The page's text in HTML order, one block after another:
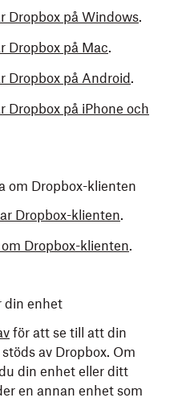
Dropbox på Windows.
Dropbox på Mac.
Dropbox på Android .
Dropbox på iPhone och
om Dropbox-klienten
Dropbox-klienten.
Dropbox-klienten.
din enhet
för att se till att din
av Dropbox. Om
din enhet eller ditt
en annan enhet som